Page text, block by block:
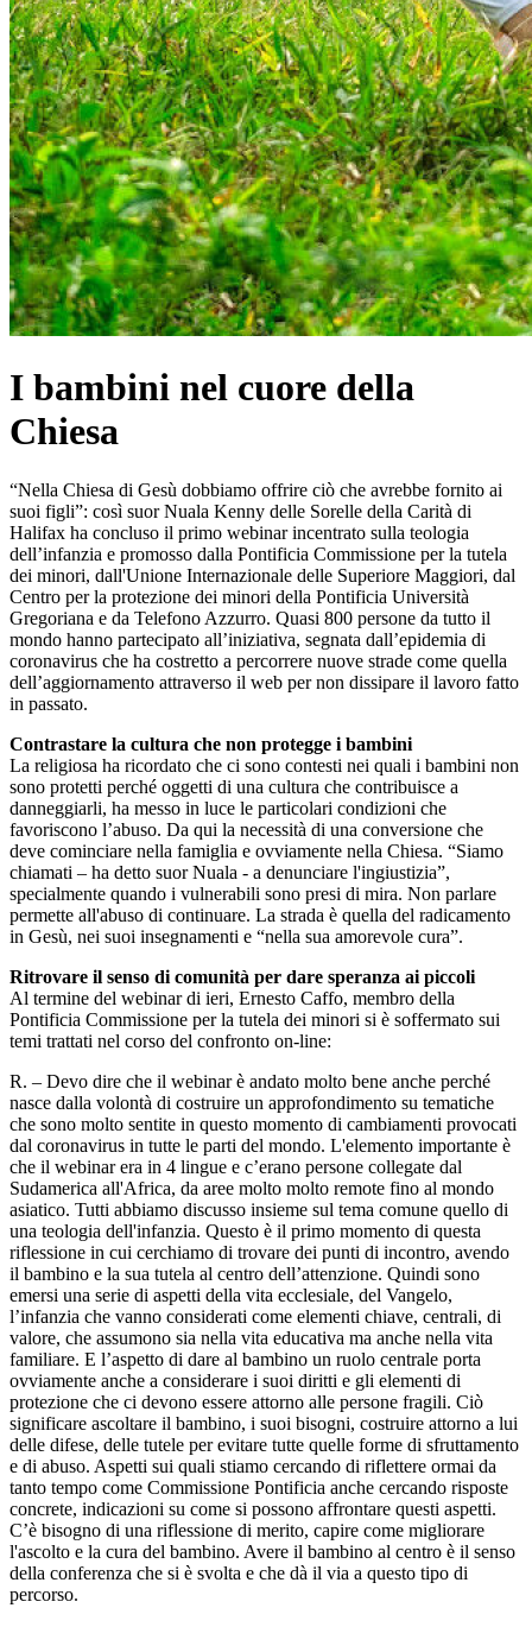
I bambini nel cuore della
Chiesa
“Nella Chiesa di Gesù dobbiamo offrire ciò che avrebbe fornito ai
suoi figli”: così suor Nuala Kenny delle Sorelle della Carità di
Halifax ha concluso il primo webinar incentrato sulla teologia
dell’infanzia e promosso dalla Pontificia Commissione per la tutela
dei minori, dall'Unione Internazionale delle Superiore Maggiori, dal
Centro per la protezione dei minori della Pontificia Università
Gregoriana e da Telefono Azzurro. Quasi 800 persone da tutto il
mondo hanno partecipato all’iniziativa, segnata dall’epidemia di
coronavirus che ha costretto a percorrere nuove strade come quella
dell’aggiornamento attraverso il web per non dissipare il lavoro fatto
in passato.
Contrastare la cultura che non protegge i bambini
La religiosa ha ricordato che ci sono contesti nei quali i bambini non
sono protetti perché oggetti di una cultura che contribuisce a
danneggiarli, ha messo in luce le particolari condizioni che
favoriscono l’abuso. Da qui la necessità di una conversione che
deve cominciare nella famiglia e ovviamente nella Chiesa. “Siamo
chiamati – ha detto suor Nuala - a denunciare l'ingiustizia”,
specialmente quando i vulnerabili sono presi di mira. Non parlare
permette all'abuso di continuare. La strada è quella del radicamento
in Gesù, nei suoi insegnamenti e “nella sua amorevole cura”.
Ritrovare il senso di comunità per dare speranza ai piccoli
Al termine del webinar di ieri, Ernesto Caffo, membro della
Pontificia Commissione per la tutela dei minori si è soffermato sui
temi trattati nel corso del confronto on-line:
R. – Devo dire che il webinar è andato molto bene anche perché
nasce dalla volontà di costruire un approfondimento su tematiche
che sono molto sentite in questo momento di cambiamenti provocati
dal coronavirus in tutte le parti del mondo. L'elemento importante è
che il webinar era in 4 lingue e c’erano persone collegate dal
Sudamerica all'Africa, da aree molto molto remote fino al mondo
asiatico. Tutti abbiamo discusso insieme sul tema comune quello di
una teologia dell'infanzia. Questo è il primo momento di questa
riflessione in cui cerchiamo di trovare dei punti di incontro, avendo
il bambino e la sua tutela al centro dell’attenzione. Quindi sono
emersi una serie di aspetti della vita ecclesiale, del Vangelo,
l’infanzia che vanno considerati come elementi chiave, centrali, di
valore, che assumono sia nella vita educativa ma anche nella vita
familiare. E l’aspetto di dare al bambino un ruolo centrale porta
ovviamente anche a considerare i suoi diritti e gli elementi di
protezione che ci devono essere attorno alle persone fragili. Ciò
significare ascoltare il bambino, i suoi bisogni, costruire attorno a lui
delle difese, delle tutele per evitare tutte quelle forme di sfruttamento
e di abuso. Aspetti sui quali stiamo cercando di riflettere ormai da
tanto tempo come Commissione Pontificia anche cercando risposte
concrete, indicazioni su come si possono affrontare questi aspetti.
C’è bisogno di una riflessione di merito, capire come migliorare
l'ascolto e la cura del bambino. Avere il bambino al centro è il senso
della conferenza che si è svolta e che dà il via a questo tipo di
percorso.